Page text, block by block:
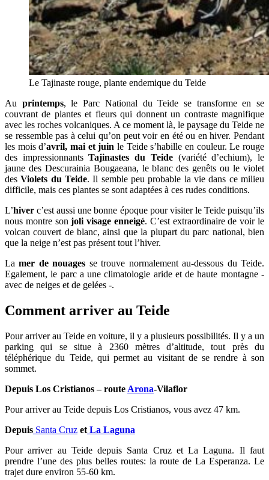
Le Tajinaste rouge, plante endemique du Teide
Au printemps, le Parc National du Teide se transforme en se
couvrant de plantes et fleurs qui donnent un contraste magnifique
avec les roches volcaniques. A ce moment là, le paysage du Teide ne
se ressemble pas à celui qu’on peut voir en été ou en hiver. Pendant
les mois d’avril, mai et juin le Teide s’habille en couleur. Le rouge
des impressionnantsTajinastes du Teide(variété d’echium), le
jaune des Descurainia Bougaeana, le blanc des genêts ou le violet
desViolets du Teide. Il semble peu probable la vie dans ce milieu
difficile, mais ces plantes se sont adaptées à ces rudes conditions.
L’hiver c’est aussi une bonne époque pour visiter le Teide puisqu’ils
nous montre sonjoli visage enneigé. C’est extraordinaire de voir le
volcan couvert de blanc, ainsi que la plupart du parc national, bien
que la neige n’est pas présent tout l’hiver.
Lamer de nouages se trouve normalement au-dessous du Teide.
Egalement, le parc a une climatologie aride et de haute montagne -
avec de neiges et de gelées -.
Comment arriver au Teide
Pour arriver au Teide en voiture, il y a plusieurs possibilités. Il y a un
parking qui se situe à 2360 mètres d’altitude, tout près du
téléphérique du Teide, qui permet au visitant de se rendre à son
sommet.
Depuis Los Cristianos – route Arona-Vilaflor
Pour arriver au Teide depuis Los Cristianos, vous avez 47 km.
Depuis Santa Cruz et La Laguna
Pour arriver au Teide depuis Santa Cruz et La Laguna. Il faut
prendre l’une des plus belles routes: la route de La Esperanza. Le
trajet dure environ 55-60 km.